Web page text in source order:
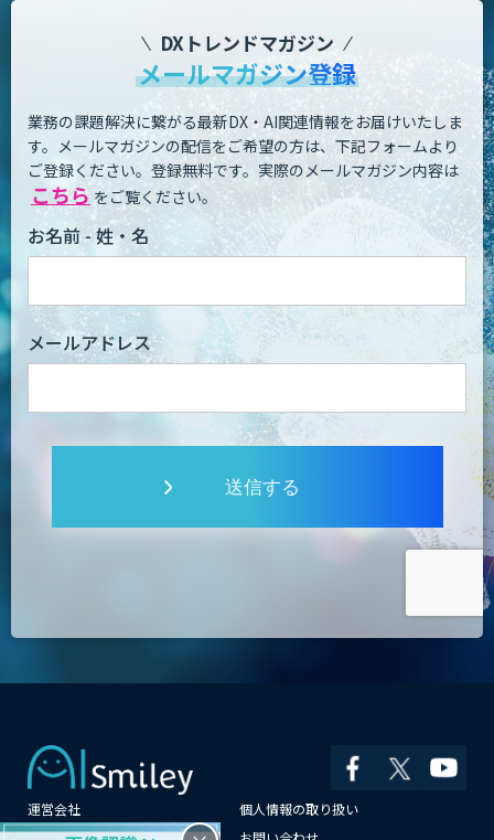
DXトレンドマガジン
メールマガジン登録
業務の課題解決に繋がる最新DX・AI関連情報をお届けいたしま
す。 メールマガジンの配信をご希望の方は、下記フォームより
ご登録ください。登録無料です。 実際のメールマガジン内容は
こちら をご覧ください。
お名前 - 姓・名
メールアドレス
送信する
運営会社
個人情報の取り扱い